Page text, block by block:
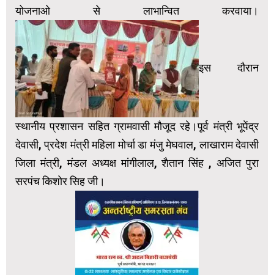
योजनाओ से लाभान्वित करवाया।
इस दौरान
स्थानीय प्रशासन सहित ग्रामवासी मौजूद रहे।पूर्व मंत्री भूपेंद्र
देवासी, प्रदेश मंत्री महिला मोर्चा डा मंजु मेघवाल, लाखाराम देवासी
जिला मंत्री, मंडल अध्यक्ष मांगीलाल, शैतान सिंह , अजित पुरा
सरपंच किशोर सिह जी।